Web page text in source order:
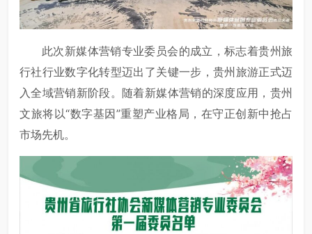
此次新媒体营销专业委员会的成立，标志着贵州旅
行社行业数字化转型迈出了关键一步，贵州旅游正式迈
入全域营销新阶段。随着新媒体营销的深度应用，贵州
文旅将以“数字基因”重塑产业格局，在守正创新中抢占
市场先机。